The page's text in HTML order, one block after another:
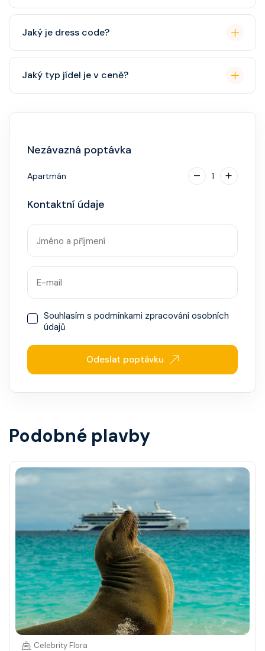
cestovatele, ale děti jsou vítány. K dispozici je dětský
klub (od 3 let).
Jaký je dress code?
někdy "Evening Chic" – doporučeno, ale není nutný
smoking.
Jaký typ jídel je v ceně?
Nezávazná poptávka
Apartmán 1
Kontaktní údaje
Souhlasím s podmínkami zpracování osobních
údajů
Odeslat poptávku
Podobné plavby
Celebrity Flora